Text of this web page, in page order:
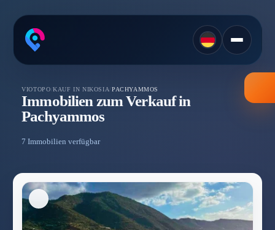
VIOTOPO /KAUF IN NIKOSIA PACHYAMMOS
Immobilien zum Verkauf in
Pachyammos
7 Immobilien verfügbar